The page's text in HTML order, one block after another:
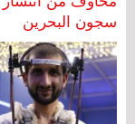
سجون البحرين